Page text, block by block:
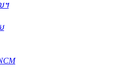
។